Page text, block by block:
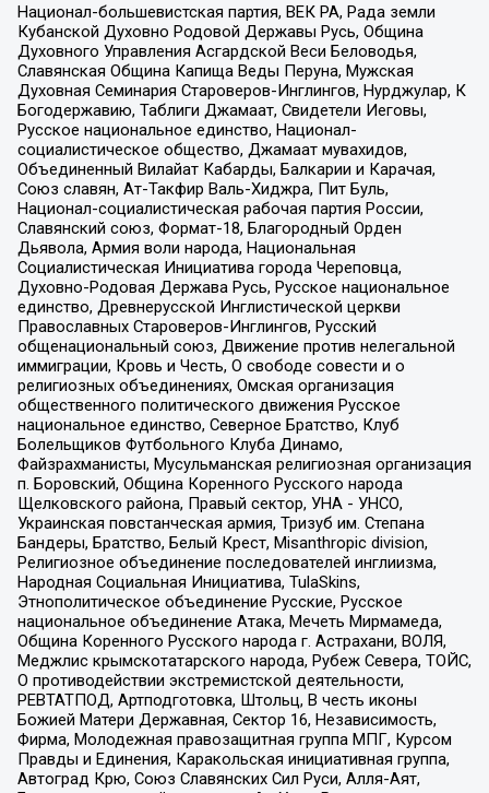
Национал-большевистская партия, ВЕК РА, Рада земли
Кубанской Духовно Родовой Державы Русь, Община
Духовного Управления Асгардской Веси Беловодья,
Славянская Община Капища Веды Перуна, Мужская
Духовная Семинария Староверов-Инглингов, Нурджулар, К
Богодержавию, Таблиги Джамаат, Свидетели Иеговы,
Русское национальное единство, Национал-
социалистическое общество, Джамаат мувахидов,
Объединенный Вилайат Кабарды, Балкарии и Карачая,
Союз славян, Ат-Такфир Валь-Хиджра, Пит Буль,
Национал-социалистическая рабочая партия России,
Славянский союз, Формат-18, Благородный Орден
Дьявола, Армия воли народа, Национальная
Социалистическая Инициатива города Череповца,
Духовно-Родовая Держава Русь, Русское национальное
единство, Древнерусской Инглистической церкви
Православных Староверов-Инглингов, Русский
общенациональный союз, Движение против нелегальной
иммиграции, Кровь и Честь, О свободе совести и о
религиозных объединениях, Омская организация
общественного политического движения Русское
национальное единство, Северное Братство, Клуб
Болельщиков Футбольного Клуба Динамо,
Файзрахманисты, Мусульманская религиозная организация
п. Боровский, Община Коренного Русского народа
Щелковского района, Правый сектор, УНА - УНСО,
Украинская повстанческая армия, Тризуб им. Степана
Бандеры, Братство, Белый Крест, Misanthropic division,
Религиозное объединение последователей инглиизма,
Народная Социальная Инициатива, TulaSkins,
Этнополитическое объединение Русские, Русское
национальное объединение Атака, Мечеть Мирмамеда,
Община Коренного Русского народа г. Астрахани, ВОЛЯ,
Меджлис крымскотатарского народа, Рубеж Севера, ТОЙС,
О противодействии экстремистской деятельности,
РЕВТАТПОД, Артподготовка, Штольц, В честь иконы
Божией Матери Державная, Сектор 16, Независимость,
Фирма, Молодежная правозащитная группа МПГ, Курсом
Правды и Единения, Каракольская инициативная группа,
Автоград Крю, Союз Славянских Сил Руси, Алля-Аят,